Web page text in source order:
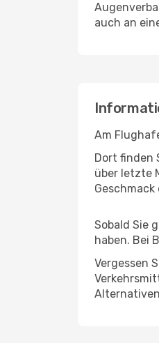
auch an
Am
Dort finden
über letzte
Geschmack
Sobald Sie
haben. Bei
Vergessen